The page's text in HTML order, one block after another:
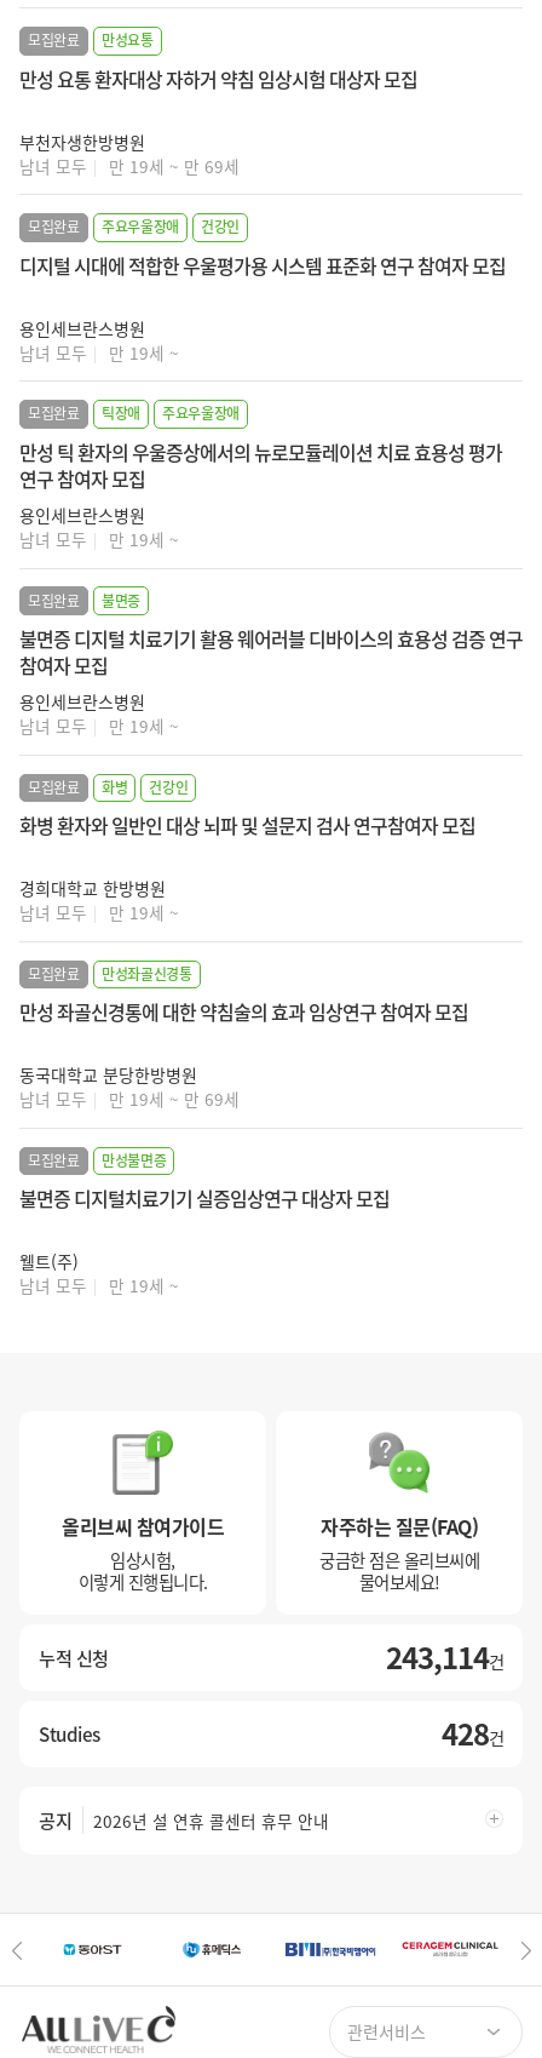
모집완료 만성요통
만성 요통 환자대상 자하거 약침 임상시험 대상자 모집
부천자생한방병원
남녀 모두
만 19세 ~ 만 69세
모집완료 주요우울장애 건강인
디지털 시대에 적합한 우울평가용 시스템 표준화 연구 참여자 모집
용인세브란스병원
남녀 모두
만 19세 ~
모집완료 틱장애 주요우울장애
만성 틱 환자의 우울증상에서의 뉴로모듈레이션 치료 효용성 평가
연구 참여자 모집
용인세브란스병원
남녀 모두
만 19세 ~
모집완료 불면증
불면증 디지털 치료기기 활용 웨어러블 디바이스의 효용성 검증 연구
참여자 모집
용인세브란스병원
남녀 모두
만 19세 ~
모집완료 화병 건강인
화병 환자와 일반인 대상 뇌파 및 설문지 검사 연구참여자 모집
경희대학교 한방병원
남녀 모두
만 19세 ~
모집완료 만성좌골신경통
만성 좌골신경통에 대한 약침술의 효과 임상연구 참여자 모집
동국대학교 분당한방병원
남녀 모두
만 19세 ~ 만 69세
모집완료 만성불면증
불면증 디지털치료기기 실증임상연구 대상자 모집
웰트(주)
남녀 모두
만 19세 ~
올리브씨 참여가이드
임상시험,
이렇게 진행됩니다.
자주하는 질문(FAQ)
궁금한 점은 올리브씨에
물어보세요!
누적 신청 243,114건
Studies 428건
공지
법인 분할에 따른 개인정보이관 안내
2025년 추석 연휴 콜센터 휴무 안내
2026년 설 연휴 콜센터 휴무 안내
관련서비스